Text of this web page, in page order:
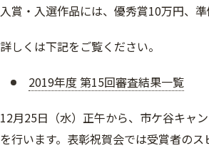
入賞・入選作品には、優秀賞10万円、
詳しくは下記をご覧ください。
2019年度 第15回審査結果一覧
12月25日（水）正午から、市ケ谷キャ
を行います。表彰祝賀会では受賞者の